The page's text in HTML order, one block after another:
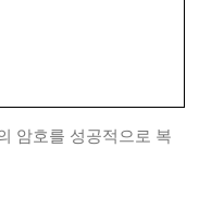
암호를 성공적으로 복